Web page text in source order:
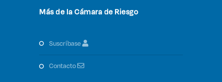
Más de la Cámara de Riesgo
suscríbase
contacto